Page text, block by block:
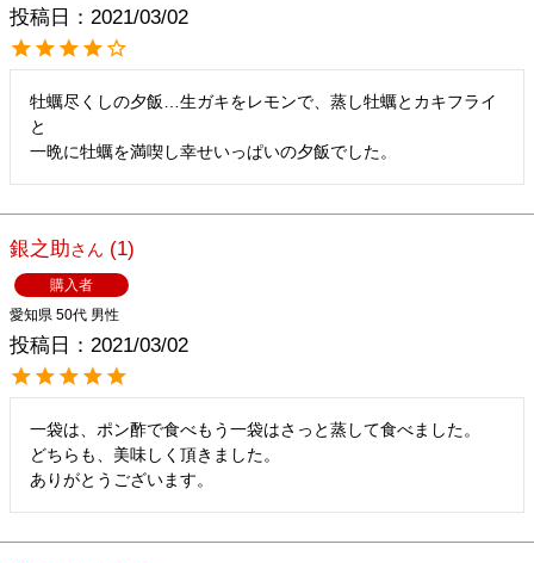
投稿日 2021/03/02
牡蠣尽くしの夕飯…生ガキをレモンで、蒸し牡蠣とカキフライ
と
銀之助 1
購入者
愛知県 50代 男性
投稿日 2021/03/02
一袋は、ポン酢で食べもう一袋はさっと蒸して食べました。
どちらも、美味しく頂きました。